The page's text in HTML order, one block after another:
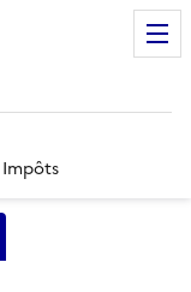
clés, partie du